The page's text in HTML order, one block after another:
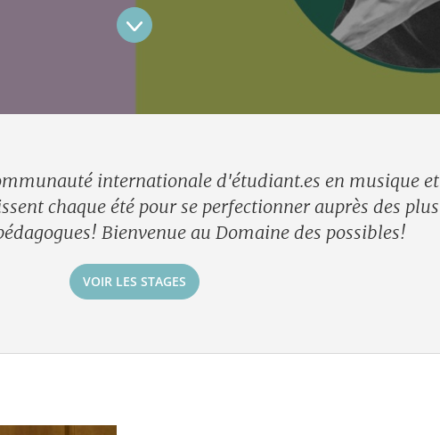
internationale d'étudiant.es en musique et
chaque été pour se perfectionner auprès des plus
Bienvenue au Domaine des possibles!
VOIR LES STAGES